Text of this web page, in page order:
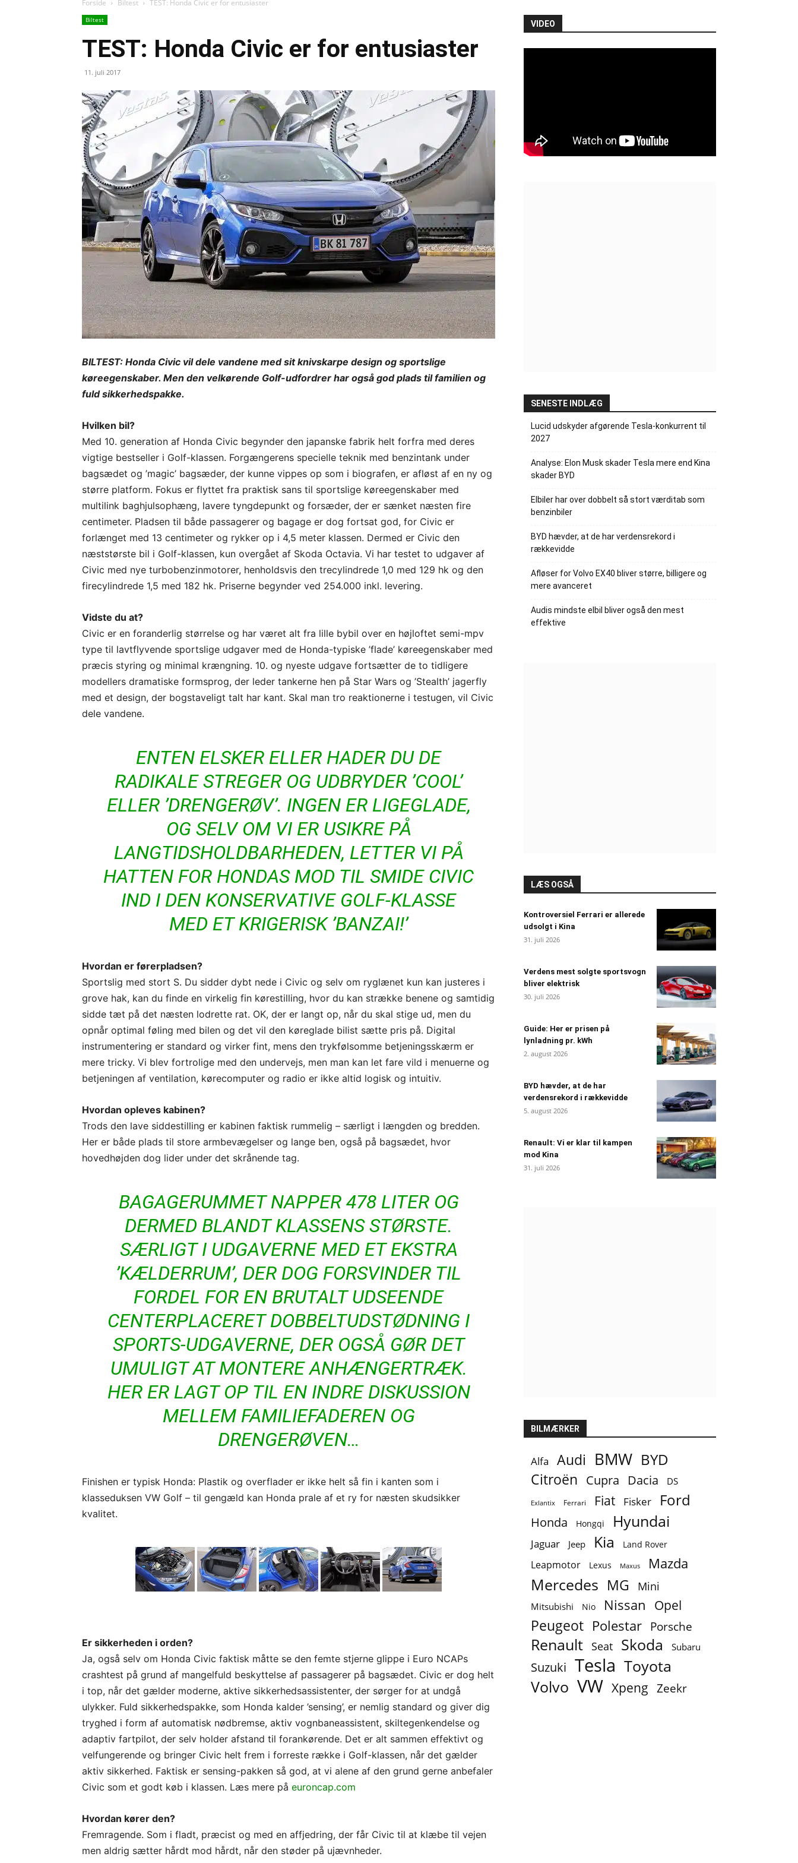
Forside Biltest TEST: Honda Civic er for entusiaster
Biltest
TEST: Honda Civic er for entusiaster
11. juli 2017
BILTEST: Honda Civic vil dele vandene med sit knivskarpe design og sportslige
køreegenskaber. Men den velkørende Golf-udfordrer har også god plads til familien og
fuld sikkerhedspakke.
Hvilken bil?
Med 10. generation af Honda Civic begynder den japanske fabrik helt forfra med deres
vigtige bestseller i Golf-klassen. Forgængerens specielle teknik med benzintank under
bagsædet og ’magic’ bagsæder, der kunne vippes op som i biografen, er afløst af en ny og
større platform. Fokus er flyttet fra praktisk sans til sportslige køreegenskaber med
multilink baghjulsophæng, lavere tyngdepunkt og forsæder, der er sænket næsten fire
centimeter. Pladsen til både passagerer og bagage er dog fortsat god, for Civic er
forlænget med 13 centimeter og rykker op i 4,5 meter klassen. Dermed er Civic den
næststørste bil i Golf-klassen, kun overgået af Skoda Octavia. Vi har testet to udgaver af
Civic med nye turbobenzinmotorer, henholdsvis den trecylindrede 1,0 med 129 hk og den
firecylindrede 1,5 med 182 hk. Priserne begynder ved 254.000 inkl. levering.
Vidste du at?
Civic er en foranderlig størrelse og har været alt fra lille bybil over en højloftet semi-mpv
type til lavtflyvende sportslige udgaver med de Honda-typiske ’flade’ køreegenskaber med
præcis styring og minimal krængning. 10. og nyeste udgave fortsætter de to tidligere
modellers dramatiske formsprog, der leder tankerne hen på Star Wars og ’Stealth’ jagerfly
med et design, der bogstaveligt talt har kant. Skal man tro reaktionerne i testugen, vil Civic
dele vandene.
ENTEN ELSKER ELLER HADER DU DE
RADIKALE STREGER OG UDBRYDER ’COOL’
ELLER ’DRENGERØV’. INGEN ER LIGEGLADE,
OG SELV OM VI ER USIKRE PÅ
LANGTIDSHOLDBARHEDEN, LETTER VI PÅ
HATTEN FOR HONDAS MOD TIL SMIDE CIVIC
IND I DEN KONSERVATIVE GOLF-KLASSE
MED ET KRIGERISK ’BANZAI!’
Hvordan er førerpladsen?
Sportslig med stort S. Du sidder dybt nede i Civic og selv om ryglænet kun kan justeres i
grove hak, kan du finde en virkelig fin kørestilling, hvor du kan strække benene og samtidig
sidde tæt på det næsten lodrette rat. OK, der er langt op, når du skal stige ud, men du
opnår optimal føling med bilen og det vil den køreglade bilist sætte pris på. Digital
instrumentering er standard og virker fint, mens den trykfølsomme betjeningsskærm er
mere tricky. Vi blev fortrolige med den undervejs, men man kan let fare vild i menuerne og
betjeningen af ventilation, kørecomputer og radio er ikke altid logisk og intuitiv.
Hvordan opleves kabinen?
Trods den lave siddestilling er kabinen faktisk rummelig – særligt i længden og bredden.
Her er både plads til store armbevægelser og lange ben, også på bagsædet, hvor
hovedhøjden dog lider under det skrånende tag.
BAGAGERUMMET NAPPER 478 LITER OG
DERMED BLANDT KLASSENS STØRSTE.
SÆRLIGT I UDGAVERNE MED ET EKSTRA
’KÆLDERRUM’, DER DOG FORSVINDER TIL
FORDEL FOR EN BRUTALT UDSEENDE
CENTERPLACERET DOBBELTUDSTØDNING I
SPORTS-UDGAVERNE, DER OGSÅ GØR DET
UMULIGT AT MONTERE ANHÆNGERTRÆK.
HER ER LAGT OP TIL EN INDRE DISKUSSION
MELLEM FAMILIEFADEREN OG
DRENGERØVEN…
Finishen er typisk Honda: Plastik og overflader er ikke helt så fin i kanten som i
klasseduksen VW Golf – til gengæld kan Honda prale af et ry for næsten skudsikker
kvalitet.
Er sikkerheden i orden?
Ja, også selv om Honda Civic faktisk måtte se den femte stjerne glippe i Euro NCAPs
crashtest på grund af mangelfuld beskyttelse af passagerer på bagsædet. Civic er dog helt
i top, når det gælder moderne, aktive sikkerhedsassistenter, der sørger for at undgå
ulykker. Fuld sikkerhedspakke, som Honda kalder ’sensing’, er nemlig standard og giver dig
tryghed i form af automatisk nødbremse, aktiv vognbaneassistent, skiltegenkendelse og
adaptiv fartpilot, der selv holder afstand til forankørende. Det er alt sammen effektivt og
velfungerende og bringer Civic helt frem i forreste række i Golf-klassen, når det gælder
aktiv sikkerhed. Faktisk er sensing-pakken så god, at vi alene af den grund gerne anbefaler
Civic som et godt køb i klassen. Læs mere på euroncap.com
Hvordan kører den?
Fremragende. Som i fladt, præcist og med en affjedring, der får Civic til at klæbe til vejen
men aldrig sætter hårdt mod hårdt, når den støder på ujævnheder.
VIDEO
SENESTE INDLÆG
Lucid udskyder afgørende Tesla-konkurrent til
2027
Analyse: Elon Musk skader Tesla mere end Kina
skader BYD
Elbiler har over dobbelt så stort værditab som
benzinbiler
BYD hævder, at de har verdensrekord i
rækkevidde
Afløser for Volvo EX40 bliver større, billigere og
mere avanceret
Audis mindste elbil bliver også den mest
effektive
LÆS OGSÅ
Kontroversiel Ferrari er allerede
udsolgt i Kina
31. juli 2026
Verdens mest solgte sportsvogn
bliver elektrisk
30. juli 2026
Guide: Her er prisen på
lynladning pr. kWh
2. august 2026
BYD hævder, at de har
verdensrekord i rækkevidde
5. august 2026
Renault: Vi er klar til kampen
mod Kina
31. juli 2026
BILMÆRKER
Alfa Audi BMW BYD
Citroën Cupra Dacia DS
Exlantix Ferrari Fiat Fisker Ford
Honda Hongqi Hyundai
Jaguar Jeep Kia Land Rover
Leapmotor Lexus Maxus Mazda
Mercedes MG Mini
Mitsubishi Nio Nissan Opel
Peugeot Polestar Porsche
Renault Seat Skoda Subaru
Suzuki Tesla Toyota
Volvo VW Xpeng Zeekr